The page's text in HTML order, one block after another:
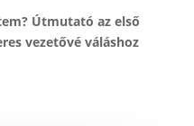
Útmutató az első
vezetővé váláshoz